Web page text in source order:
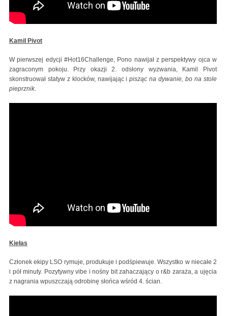
Kamil Pivot
W pierwszej edycji #Hot16Challenge, Pono nawijał z perspektywy ojca w
zagraconym pokoju. Przy okazji 2. odsłony wyzwania, Kamil Pivot
skonstruował statyw z klocków, nawijając ipisząc na dywanie, bo na stole
pieprznik
Kiełas
Członek ekipy LSO rymuje, produkuje i podśpiewuje. Wszystko w niecałe 2
i pół minuty. Pozytywny vibe i nośny bit zahaczający o r&b zaraża, a ujęcia
z nagrania wpuszczają odrobinę słońca wśród 4. ścian.